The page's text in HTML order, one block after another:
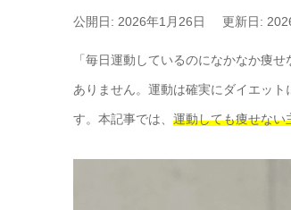
公開日: 2026年1月26日 更新日:
「毎日運動しているのになかなか痩
ありません。運動は確実にダイエッ
す。本記事では、 運動しても痩せない